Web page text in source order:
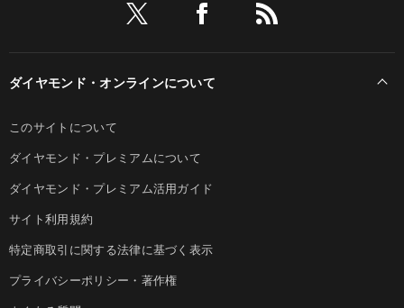
ダイヤモンド・オンラインについて
このサイトについて
ダイヤモンド・プレミアムについて
ダイヤモンド・プレミアム活用ガイド
サイト利用規約
特定商取引に関する法律に基づく表示
プライバシーポリシー・著作権